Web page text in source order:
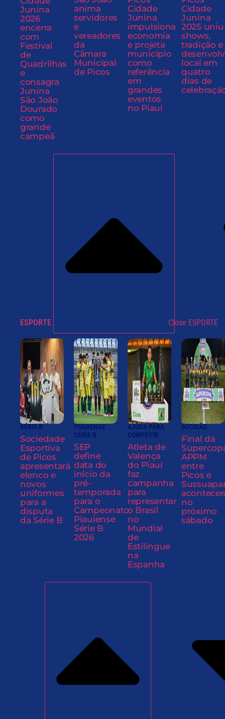
Junina
2026
encerra
com
Festival
de
Quadrilhas
e
consagra
Junina
São João
Dourado
como
grande
campeã
anima
servidores
e
vereadores
da
Câmara
Municipal
de Picos
Cidade
Junina
impulsiona
economia
e projeta
município
como
referência
em
grandes
eventos
no Piauí
Cidade
Junina
2025 uniu
shows,
tradição e
local em
quatro
dias de
ESPORTE Close ESPORTE
SÉRIE B
Sociedade
Esportiva
de Picos
apresentará
elenco e
novos
uniformes
para a
disputa
da Série B
PIAUIENSE
SÉRIE B
SEP
define
data do
início da
pré-
temporada
para o
Campeonato
Piauiense
Série B
2026
AJUDA PARA
COMPETIR
Atleta de
Valença
do Piauí
faz
campanha
para
representar
o Brasil
no
Mundial
de
Estilingue
na
Espanha
DECISÃO
Final da
APPM
entre
Picos e
no
próximo
sábado